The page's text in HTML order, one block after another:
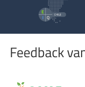
Feedback